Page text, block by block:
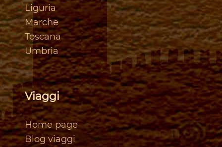
Liguria
Marche
Toscana
Umbria
Viaggi
Home page
Blog viaggi